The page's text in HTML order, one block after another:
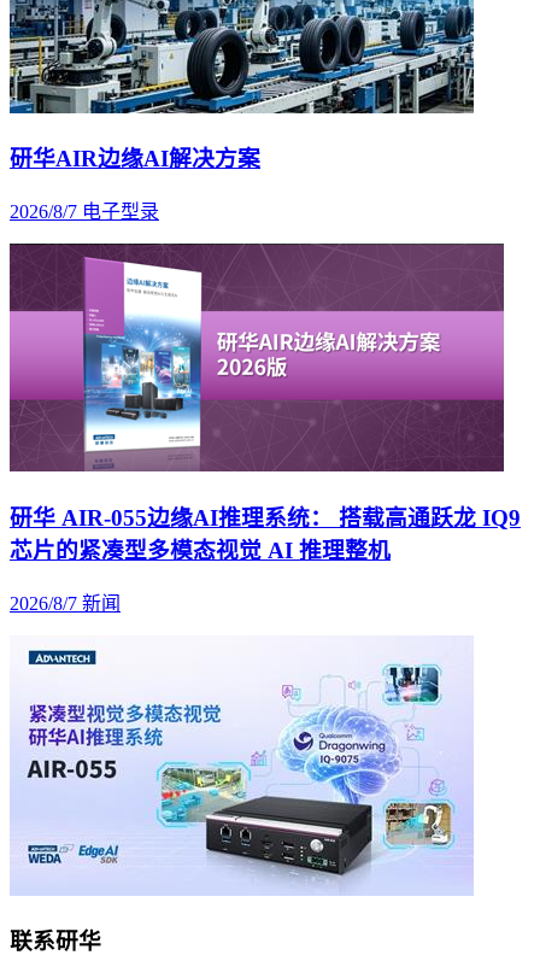
研华AIR边缘AI解决方案
2026/8/7 电子型录
研华 AIR-055边缘AI推理系统： 搭载高通跃龙 IQ9
芯片的紧凑型多模态视觉 AI 推理整机
2026/8/7 新闻
联系研华